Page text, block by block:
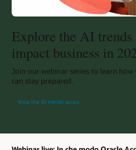
Explore the AI
impact business in
Join our webinar series to learn
can stay prepared.
View the AI trends series